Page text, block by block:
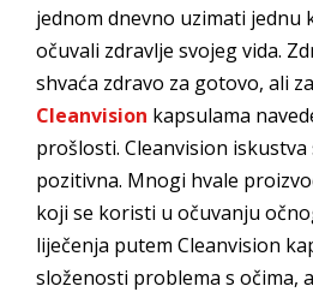
jednom dnevno uzimati jednu
očuvali zdravlje svojeg vida.
shvaća zdravo za gotovo, ali
Cleanvision kapsulama
prošlosti. Cleanvision
pozitivna. Mnogi hvale
koji se koristi u očuvanju
liječenja putem Cleanvision
složenosti problema s očima,